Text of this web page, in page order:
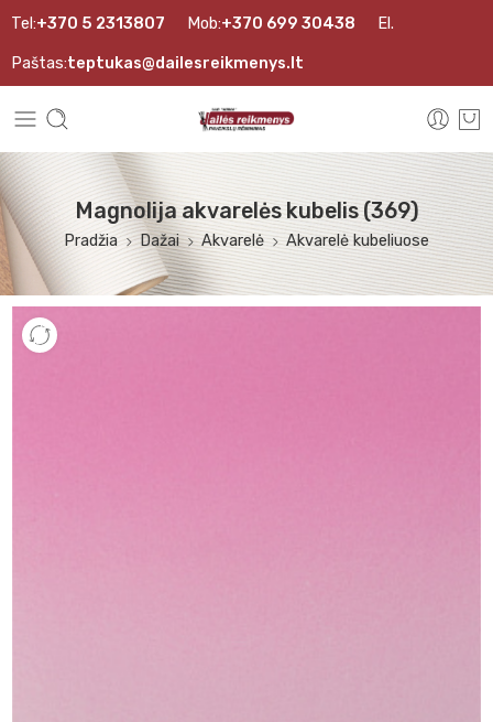
Tel:+370 5 2313807 Mob:+370 699 30438 El.
Paštas:teptukas@dailesreikmenys.lt
Magnolija akvarelės kubelis (369)
Pradžia Dažai Akvarelė Akvarelė kubeliuose